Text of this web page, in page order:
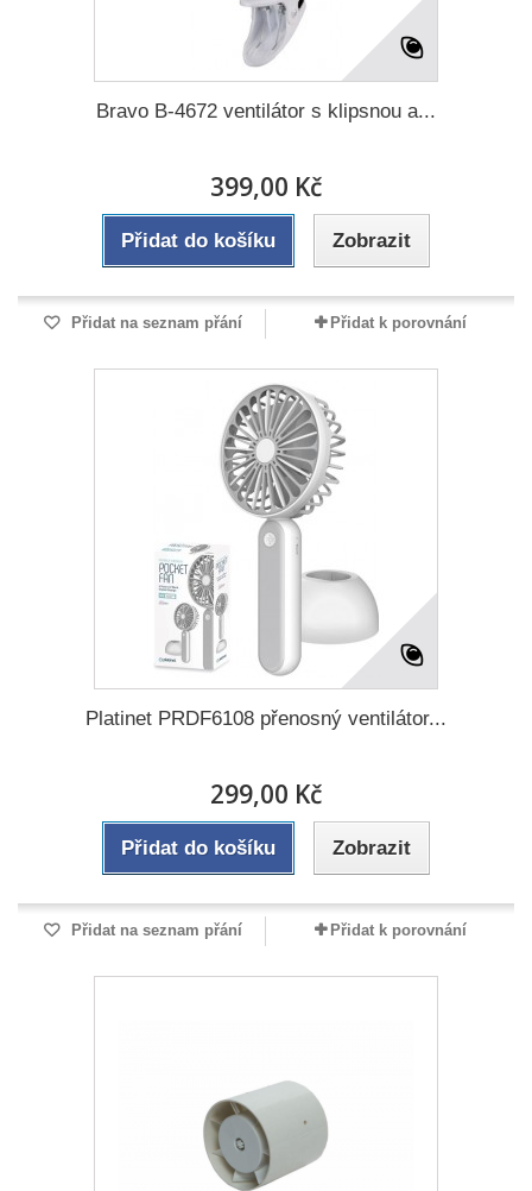
Bravo B-4672 ventilátor s klipsnou a...
399,00 Kč
Přidat do košíku Zobrazit
Přidat na seznam přání Přidat k porovnání
Platinet PRDF6108 přenosný ventilátor...
299,00 Kč
Přidat do košíku Zobrazit
Přidat na seznam přání Přidat k porovnání